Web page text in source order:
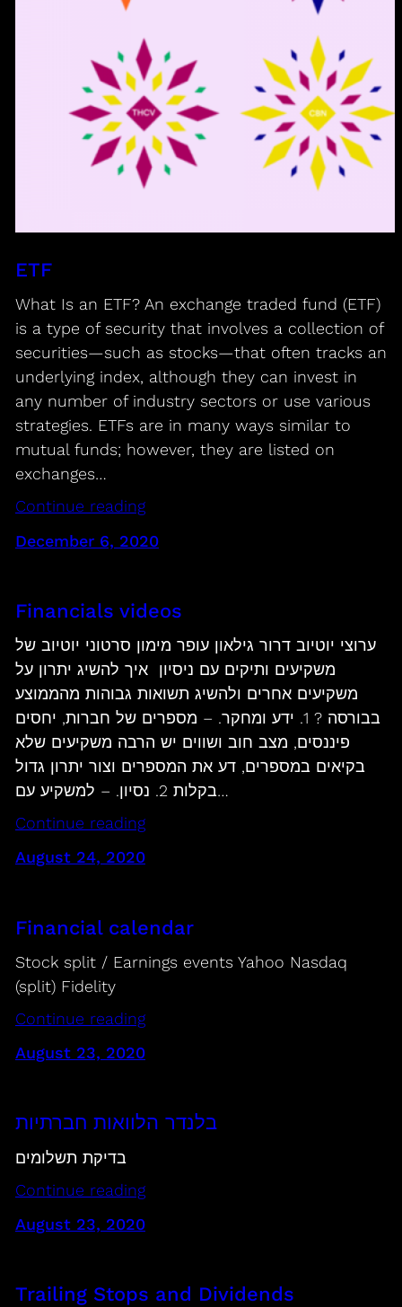
ETF
What Is an ETF? An exchange traded fund (ETF)
is a type of security that involves a collection of
securities—such as stocks—that often tracks an
underlying index, although they can invest in
any number of industry sectors or use various
strategies. ETFs are in many ways similar to
mutual funds; however, they are listed on
exchanges…
Continue reading
December 6, 2020
Financials videos
ערוצי יוטיוב דרור גילאון עופר מימון סרטוני יוטיוב של
משקיעים ותיקים עם ניסיון איך להשיג יתרון על
משקיעים אחרים ולהשיג תשואות גבוהות מהממוצע
בבורסה ? 1. ידע ומחקר. – מספרים של חברות, יחסים
פיננסים, מצב חוב ושווים יש הרבה משקיעים שלא
בקיאים במספרים, דע את המספרים וצור יתרון גדול
בקלות 2. נסיון. – למשקיע עם…
Continue reading
August 24, 2020
Financial calendar
Stock split / Earnings events Yahoo Nasdaq
(split) Fidelity
Continue reading
August 23, 2020
בלנדר הלוואות חברתיות
בדיקת תשלומים
Continue reading
August 23, 2020
Trailing Stops and Dividends